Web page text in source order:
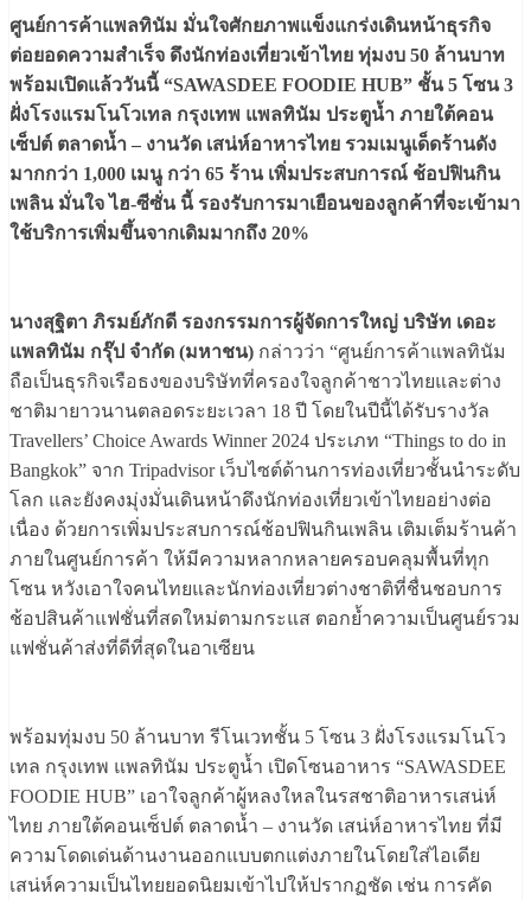
ศูนย์การค้าแพลทินัม มั่นใจศักยภาพแข็งแกร่งเดินหน้าธุรกิจ
ต่อยอดความสำเร็จ ดึงนักท่องเที่ยวเข้าไทย ทุ่มงบ 50 ล้านบาท
พร้อมเปิดแล้ววันนี้ “SAWASDEE FOODIE HUB” ชั้น 5 โซน 3
ฝั่งโรงแรมโนโวเทล กรุงเทพ แพลทินัม ประตูน้ำ ภายใต้คอน
เซ็ปต์ ตลาดน้ำ – งานวัด เสน่ห์อาหารไทย รวมเมนูเด็ดร้านดัง
มากกว่า 1,000 เมนู กว่า 65 ร้าน เพิ่มประสบการณ์ ช้อปฟินกิน
เพลิน มั่นใจ ไฮ-ซีซั่น นี้ รองรับการมาเยือนของลูกค้าที่จะเข้ามา
ใช้บริการเพิ่มขึ้นจากเดิมมากถึง 20%
นางสุฐิตา ภิรมย์ภักดี รองกรรมการผู้จัดการใหญ่ บริษัท เดอะ
แพลทินัม กรุ๊ป จำกัด (มหาชน) กล่าวว่า “ศูนย์การค้าแพลทินัม
ถือเป็นธุรกิจเรือธงของบริษัทที่ครองใจลูกค้าชาวไทยและต่าง
ชาติมายาวนานตลอดระยะเวลา 18 ปี โดยในปีนี้ได้รับรางวัล
Travellers’ Choice Awards Winner 2024 ประเภท “Things to do in
Bangkok” จาก Tripadvisor เว็บไซต์ด้านการท่องเที่ยวชั้นนำระดับ
โลก และยังคงมุ่งมั่นเดินหน้าดึงนักท่องเที่ยวเข้าไทยอย่างต่อ
เนื่อง ด้วยการเพิ่มประสบการณ์ช้อปฟินกินเพลิน เติมเต็มร้านค้า
ภายในศูนย์การค้า ให้มีความหลากหลายครอบคลุมพื้นที่ทุก
โซน หวังเอาใจคนไทยและนักท่องเที่ยวต่างชาติที่ชื่นชอบการ
ช้อปสินค้าแฟชั่นที่สดใหม่ตามกระแส ตอกย้ำความเป็นศูนย์รวม
แฟชั่นค้าส่งที่ดีที่สุดในอาเซียน
พร้อมทุ่มงบ 50 ล้านบาท รีโนเวทชั้น 5 โซน 3 ฝั่งโรงแรมโนโว
เทล กรุงเทพ แพลทินัม ประตูน้ำ เปิดโซนอาหาร “SAWASDEE
FOODIE HUB” เอาใจลูกค้าผู้หลงใหลในรสชาติอาหารเสน่ห์
ไทย ภายใต้คอนเซ็ปต์ ตลาดน้ำ – งานวัด เสน่ห์อาหารไทย ที่มี
ความโดดเด่นด้านงานออกแบบตกแต่งภายในโดยใส่ไอเดีย
เสน่ห์ความเป็นไทยยอดนิยมเข้าไปให้ปรากฏชัด เช่น การคัด